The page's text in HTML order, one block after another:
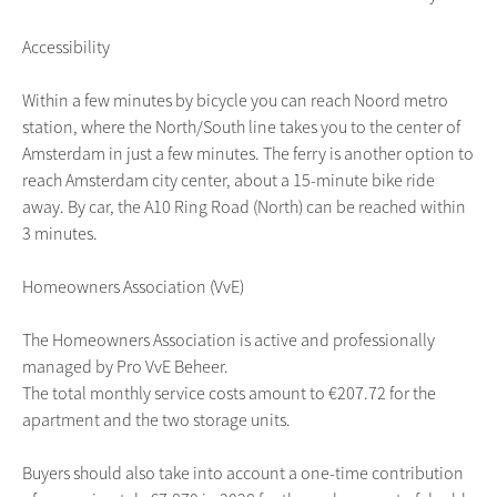
Accessibility
Within a few minutes by bicycle you can reach Noord metro
station, where the North/South line takes you to the center of
Amsterdam in just a few minutes. The ferry is another option to
reach Amsterdam city center, about a 15-minute bike ride
away. By car, the A10 Ring Road (North) can be reached within
3 minutes.
Homeowners Association (VvE)
The Homeowners Association is active and professionally
managed by Pro VvE Beheer.
The total monthly service costs amount to €207.72 for the
apartment and the two storage units.
Buyers should also take into account a one-time contribution